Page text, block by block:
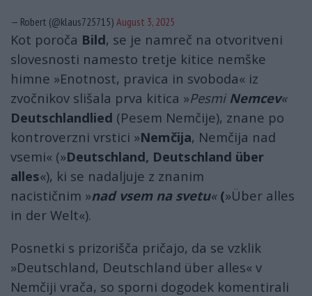
— Robert (@klaus725715) August 3, 2025
Kot poroča Bild, se je namreč na otvoritveni
slovesnosti namesto tretje kitice nemške
himne »Enotnost, pravica in svoboda« iz
zvočnikov slišala prva kitica »Pesmi Nemcev«
Deutschlandlied (Pesem Nemčije), znane po
kontroverzni vrstici »Nemčija, Nemčija nad
vsemi« (»Deutschland, Deutschland über
alles«), ki se nadaljuje z znanim
nacističnim »nad vsem na svetu«(»Über alles
in der Welt«).
Posnetki s prizorišča pričajo, da se vzklik
»Deutschland, Deutschland über alles« v
Nemčiji vrača, so sporni dogodek komentirali